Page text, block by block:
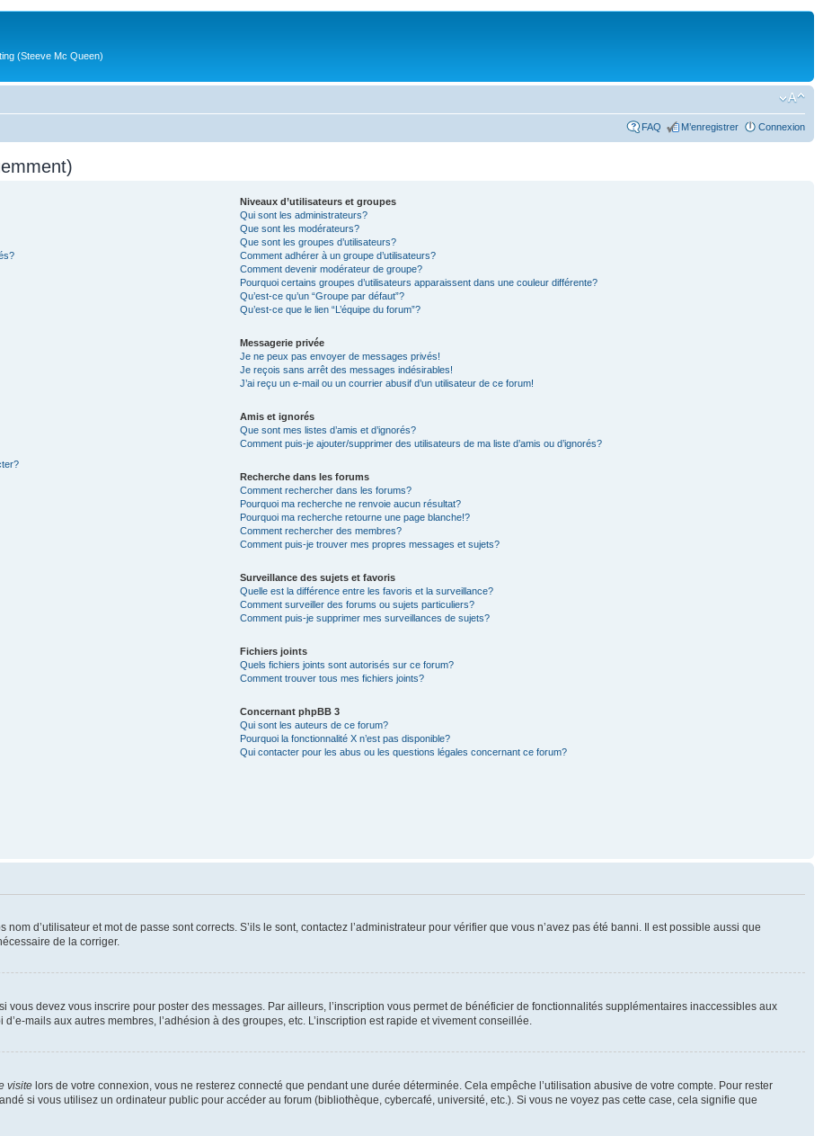
(Steeve Mc Queen)
FAQ M’enregistrer Connexion
Niveaux d’utilisateurs et groupes
Qui sont les administrateurs?
Que sont les modérateurs?
Que sont les groupes d’utilisateurs?
Comment adhérer à un groupe d’utilisateurs?
Comment devenir modérateur de groupe?
Pourquoi certains groupes d’utilisateurs apparaissent dans une couleur différente?
Qu’est-ce qu’un “Groupe par défaut”?
Qu’est-ce que le lien “L’équipe du forum”?
Messagerie privée
Je ne peux pas envoyer de messages privés!
Je reçois sans arrêt des messages indésirables!
J’ai reçu un e-mail ou un courrier abusif d’un utilisateur de ce forum!
Amis et ignorés
Que sont mes listes d’amis et d’ignorés?
Comment puis-je ajouter/supprimer des utilisateurs de ma liste d’amis ou d’ignorés?
Recherche dans les forums
Comment rechercher dans les forums?
Pourquoi ma recherche ne renvoie aucun résultat?
Pourquoi ma recherche retourne une page blanche!?
Comment rechercher des membres?
Comment puis-je trouver mes propres messages et sujets?
Surveillance des sujets et favoris
Quelle est la différence entre les favoris et la surveillance?
Comment surveiller des forums ou sujets particuliers?
Comment puis-je supprimer mes surveillances de sujets?
Fichiers joints
Quels fichiers joints sont autorisés sur ce forum?
Comment trouver tous mes fichiers joints?
Concernant phpBB 3
Qui sont les auteurs de ce forum?
Pourquoi la fonctionnalité X n’est pas disponible?
Qui contacter pour les abus ou les questions légales concernant ce forum?
d’utilisateur et mot de passe sont corrects. S’ils le sont, contactez l’administrateur pour vérifier que vous n’avez pas été banni. Il est possible aussi que
de la corriger.
vous devez vous inscrire pour poster des messages. Par ailleurs, l’inscription vous permet de bénéficier de fonctionnalités supplémentaires inaccessibles aux
mails aux autres membres, l’adhésion à des groupes, etc. L’inscription est rapide et vivement conseillée.
visite lors de votre connexion, vous ne resterez connecté que pendant une durée déterminée. Cela empêche l’utilisation abusive de votre compte. Pour rester
si vous utilisez un ordinateur public pour accéder au forum (bibliothèque, cybercafé, université, etc.). Si vous ne voyez pas cette case, cela signifie que